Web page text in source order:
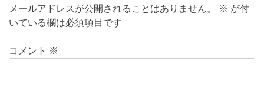
メールアドレスが公開されることはありません。 ※ が付
いている欄は必須項目です
コメント ※